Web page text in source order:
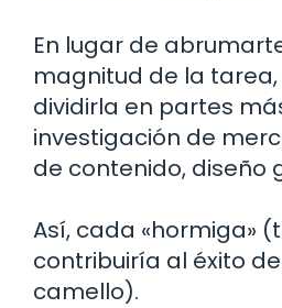
En lugar de
magnitud de la
dividirla en partes
investigación de
de contenido, diseño
Así, cada «hormiga»
contribuiría al éxito
camello).